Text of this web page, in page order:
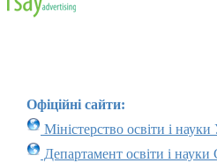
Офіційні сайти:
Міністерство освіти і науки
Департамент освіти і науки